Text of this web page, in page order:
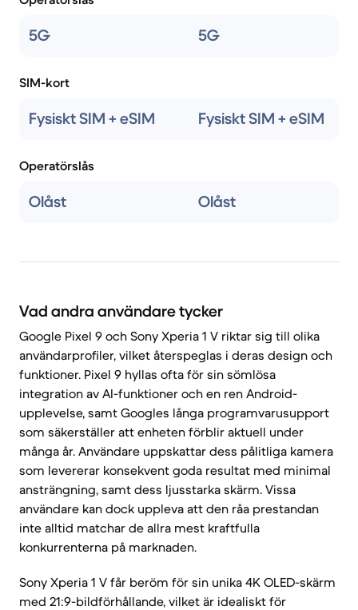
5G 5G
SIM-kort
Fysiskt SIM + eSIM Fysiskt SIM + eSIM
Operatörslås
Olåst Olåst
Vad andra användare tycker
Google Pixel 9 och Sony Xperia 1 V riktar sig till olika
användarprofiler, vilket återspeglas i deras design och
funktioner. Pixel 9 hyllas ofta för sin sömlösa
integration av AI-funktioner och en ren Android-
upplevelse, samt Googles långa programvarusupport
som säkerställer att enheten förblir aktuell under
många år. Användare uppskattar dess pålitliga kamera
som levererar konsekvent goda resultat med minimal
ansträngning, samt dess ljusstarka skärm. Vissa
användare kan dock uppleva att den råa prestandan
inte alltid matchar de allra mest kraftfulla
konkurrenterna på marknaden.
Sony Xperia 1 V får beröm för sin unika 4K OLED-skärm
med 21:9-bildförhållande, vilket är idealiskt för